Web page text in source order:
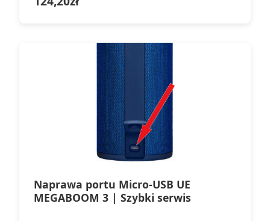
Naprawa portu Micro-USB UE
MEGABOOM 3 | Szybki serwis